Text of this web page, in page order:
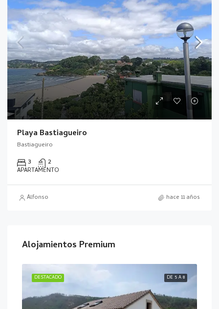
Playa Bastiagueiro
Bastiagueiro
3 2
APARTAMENTO
Alfonso hace 11 años
Alojamientos Premium
DE 5 A 8
DESTACADO